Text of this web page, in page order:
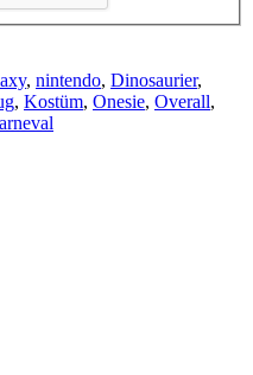
, nintendo, Dinosaurier,
, Kostüm, Onesie, Overall,